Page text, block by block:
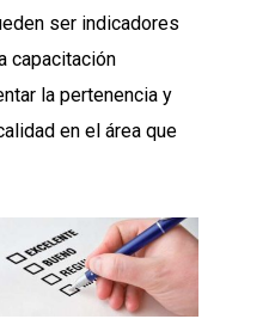
ser indicadores
capacitación
la pertenencia y
en el área que